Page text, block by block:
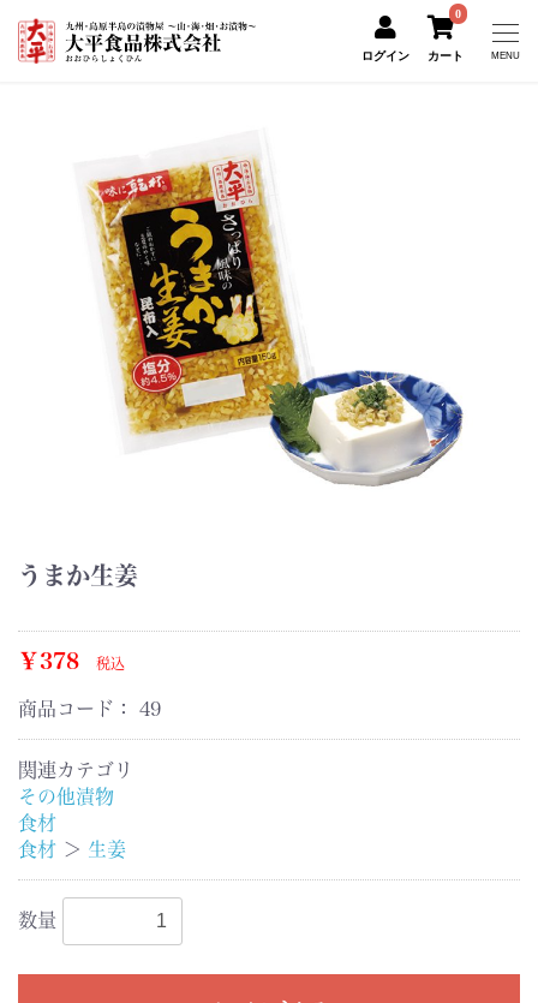
ログイン
0
カート MENU
うまか生姜
￥378 税込
商品コード： 49
関連カテゴリ
その他漬物
食材
食材 ＞ 生姜
数量